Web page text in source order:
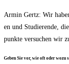
Armin Gertz: Wir
en und Stu­die­ren­de,
punk­te ver­su­chen wir
Geben Sie vor, wie oft oder